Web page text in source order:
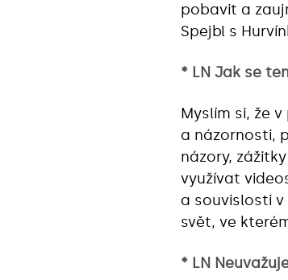
pobavit a
Spejbl s
* LN Jak se
Myslím si, že
a názornosti,
názory,
využívat
a souvislosti
svět, ve
* LN